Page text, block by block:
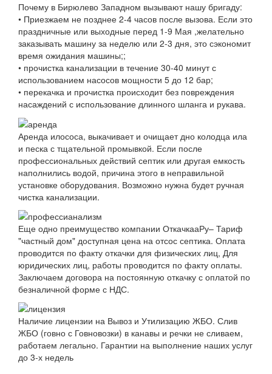
Почему в Бирюлево Западном вызывают нашу бригаду:
• Приезжаем не позднее 2-4 часов после вызова. Если это
праздничные или выходные перед 1-9 Мая ,желательно
заказывать машину за неделю или 2-3 дня, это сэкономит
время ожидания машины;;
• прочистка канализации в течение 30-40 минут с
использованием насосов мощности 5 до 12 бар;
• перекачка и прочистка происходит без повреждения
насаждений с использование длинного шланга и рукава.
Аренда илососа, выкачивает и очищает дно колодца ила
и песка с тщательной промывкой. Если после
профессиональных действий септик или другая емкость
наполнились водой, причина этого в неправильной
установке оборудования. Возможно нужна будет ручная
чистка канализации.
Еще одно преимущество компании ОткачкааРу– Тариф
"частный дом" доступная цена на отсос септика. Оплата
проводится по факту откачки для физических лиц, Для
юридических лиц, работы проводится по факту оплаты.
Заключаем договора на постоянную откачку с оплатой по
безналичной форме с НДС.
Наличие лицензии на Вывоз и Утилизацию ЖБО. Слив
ЖБО (говно с Говновозки) в канавы и речки не сливаем,
работаем легально. Гарантии на выполнение наших услуг
до 3-х недель